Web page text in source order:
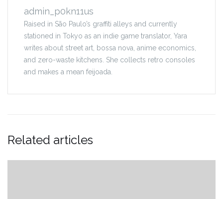
admin_p0kn11us
Raised in São Paulo’s graffiti alleys and currently
stationed in Tokyo as an indie game translator, Yara
writes about street art, bossa nova, anime economics,
and zero-waste kitchens. She collects retro consoles
and makes a mean feijoada.
Related articles